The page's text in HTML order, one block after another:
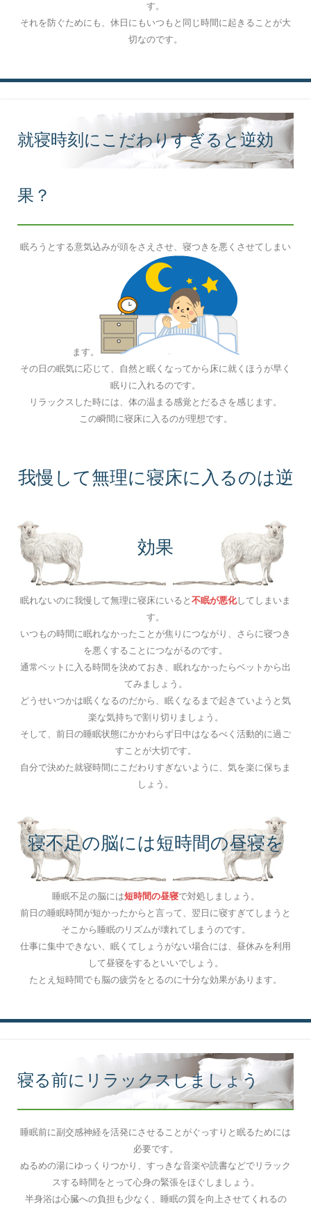
す。
それを防ぐためにも、休日にもいつもと同じ時間に起きることが大
切なのです。
就寝時刻にこだわりすぎると逆効
果？
眠ろうとする意気込みが頭をさえさせ、寝つきを悪くさせてしまい
ます。
その日の眠気に応じて、自然と眠くなってから床に就くほうが早く
眠りに入れるのです。
リラックスした時には、体の温まる感覚とだるさを感じます。
この瞬間に寝床に入るのが理想です。
我慢して無理に寝床に入るのは逆
効果
眠れないのに我慢して無理に寝床にいると 不眠が悪化してしまいま
す。
いつもの時間に眠れなかったことが焦りにつながり、さらに寝つき
を悪くすることにつながるのです。
通常ベットに入る時間を決めておき、眠れなかったらベットから出
てみましょう。
どうせいつかは眠くなるのだから、眠くなるまで起きていようと気
楽な気持ちで割り切りましょう。
そして、前日の睡眠状態にかかわらず日中はなるべく活動的に過ご
すことが大切です。
自分で決めた就寝時間にこだわりすぎないように、気を楽に保ちま
しょう。
寝不足の脳には短時間の昼寝を
睡眠不足の脳には短時間の昼寝で対処しましょう。
前日の睡眠時間が短かったからと言って、翌日に寝すぎてしまうと
そこから睡眠のリズムが壊れてしまうのです。
仕事に集中できない、眠くてしょうがない場合には、昼休みを利用
して昼寝をするといいでしょう。
たとえ短時間でも脳の疲労をとるのに十分な効果があります。
寝る前にリラックスしましょう
睡眠前に副交感神経を活発にさせることがぐっすりと眠るためには
必要です。
ぬるめの湯にゆっくりつかり、すっきな音楽や読書などでリラック
スする時間をとって心身の緊張をほぐしましょう。
半身浴は心臓への負担も少なく、睡眠の質を向上させてくれるの